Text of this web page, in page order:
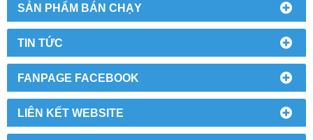
SẢN PHẨM BÁN CHẠY
TIN TỨC
FANPAGE FACEBOOK
LIÊN KẾT WEBSITE